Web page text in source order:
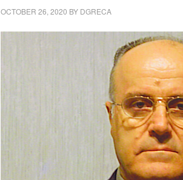
OCTOBER 26, 2020 BY DGRECA